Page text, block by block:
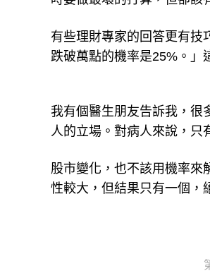
有些理財專家的回答更有技
跌破萬點的機率是25%。」
我有個醫生朋友告訴我，很
人的立場。對病人來說，只
股市變化，也不該用機率來
性較大，但結果只有一個，